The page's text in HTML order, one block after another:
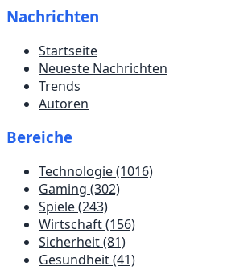
Nachrichten
Startseite
Neueste Nachrichten
Trends
Autoren
Bereiche
Technologie(1016)
Gaming (302)
Spiele(243)
Wirtschaft(156)
Sicherheit(81)
Gesundheit(41)